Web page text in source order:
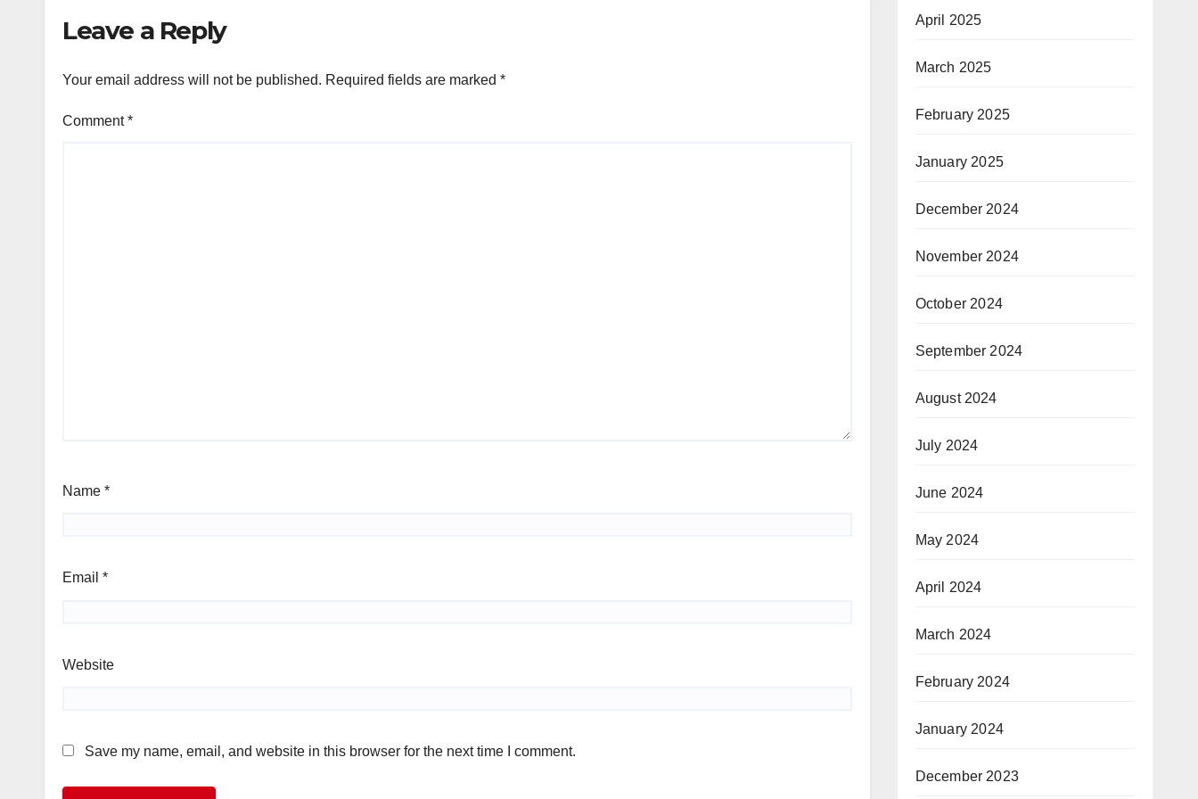
Leave a Reply
Your email address will not be published. Required fields are marked *
Comment*
Name *
Email *
Website
Save my name, email, and website in this browser for the next time I comment.
April 2025
March 2025
February 2025
January 2025
December 2024
November 2024
October 2024
September 2024
August 2024
July 2024
June 2024
May 2024
April 2024
March 2024
February 2024
January 2024
December 2023